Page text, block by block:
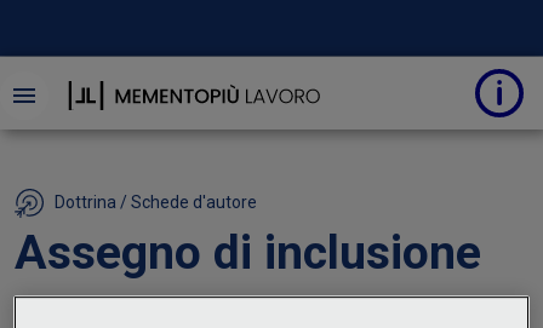
Dottrina / Schede d'autore
Assegno di inclusione